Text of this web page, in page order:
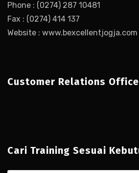
Phone : (0274) 287 10481
Fax : (0274) 414 137
Website : www.bexcellentjogja.com
Customer Relations
Cari Training Sesuai